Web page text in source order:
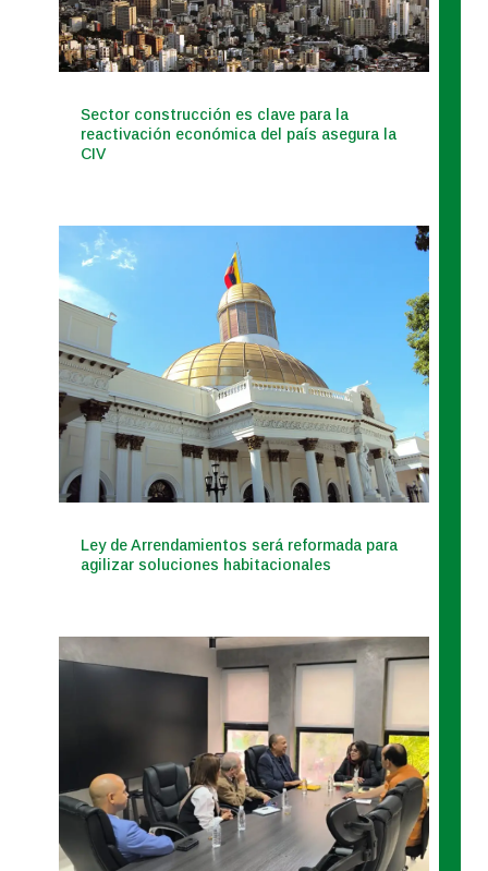
Sector construcción es clave para la
reactivación económica del país asegura la
CIV
Ley de Arrendamientos será reformada para
agilizar soluciones habitacionales